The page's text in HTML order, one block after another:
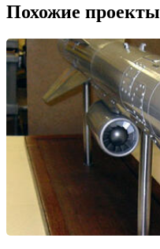
Похожие проекты